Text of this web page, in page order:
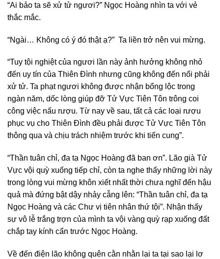
“Ai bảo ta sẽ xử tử ngươi?” Ngọc Hoàng nhìn ta với vẻ
thắc mắc.
“Ngài… Không có ý đó thật ạ?” Ta liền trở nên vui mừng.
“Tuy tội nghiệt của ngươi lần này ảnh hưởng không nhỏ
đến uy tín của Thiên Đình nhưng cũng không đến nổi phải
xử tử. Ta phạt ngươi không được nhận bổng lộc trong
ngàn năm, dốc lòng giúp đỡ Tử Vực Tiên Tôn trông coi
công việc nấu rượu. Từ nay về sau, tất cả các loại rượu
phục vụ cho Thiên Đình đều phải được Tử Vực Tiên Tôn
thông qua và chịu trách nhiệm trước khi tiến cung”.
“Thần tuân chỉ, đa tạ Ngọc Hoàng đã ban ơn”. Lão già Tử
Vực vội quỳ xuống tiếp chỉ, còn ta nghe thấy những lời này
trong lòng vui mừng khôn xiết nhất thời chưa nghĩ đến hậu
quả mà đứng bật dậy nhảy cẫng lên: “Thần tuân chỉ, đa tạ
Ngọc Hoàng và các Chư vị tiên nhân thứ tội”. Nhận thấy
sự vô lễ trắng trợn của mình ta vội vàng quỳ rạp xuống đất
chắp tay kính cẩn trước Ngọc Hoàng.
Về đến điện lão không quên cằn nhằn lại ta tại sao lại lơ